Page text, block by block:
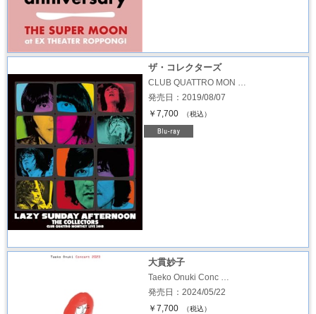
ザ・コレクターズ
CLUB QUATTRO MON …
発売日：2019/08/07
￥7,700
（税込）
大貫妙子
Taeko Onuki Conc …
発売日：2024/05/22
￥7,700
（税込）